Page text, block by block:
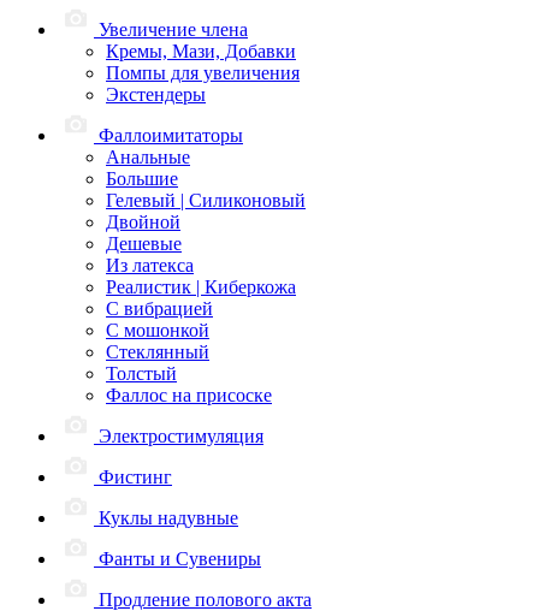
Увеличение члена
Кремы, Мази, Добавки
Помпы для увеличения
Экстендеры
Фаллоимитаторы
Анальные
Большие
Гелевый | Силиконовый
Двойной
Дешевые
Из латекса
Реалистик | Киберкожа
С вибрацией
С мошонкой
Стеклянный
Толстый
Фаллос на присоске
Электростимуляция
Фистинг
Куклы надувные
Фанты и Сувениры
Продление полового акта